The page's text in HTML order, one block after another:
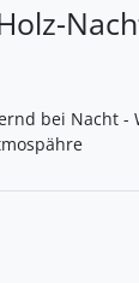
bei Nacht -